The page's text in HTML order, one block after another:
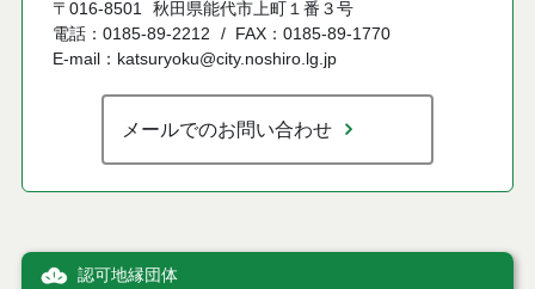
〒016-8501
秋田県能代市上町１番３号
電話：0185-89-2212
FAX：0185-89-1770
E-mail：katsuryoku@city.noshiro.lg.jp
メールでのお問い合わせ
認可地縁団体